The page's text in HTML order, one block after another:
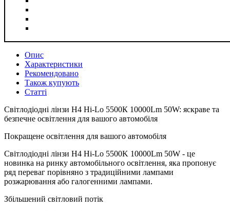
Опис
Характеристики
Рекомендовано
Також купують
Статті
Світлодіодні лінзи H4 Hi-Lo 5500К 10000Lm 50W: яскраве та
безпечне освітлення для вашого автомобіля
Покращене освітлення для вашого автомобіля
Світлодіодні лінзи H4 Hi-Lo 5500K 10000Lm 50W - це
новинка на ринку автомобільного освітлення, яка пропонує
ряд переваг порівняно з традиційними лампами
розжарювання або галогенними лампами.
Збільшений світловий потік